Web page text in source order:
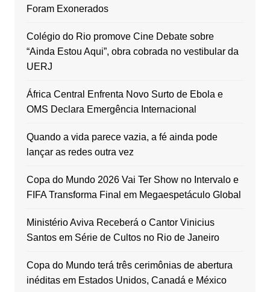
Foram Exonerados
Colégio do Rio promove Cine Debate sobre
“Ainda Estou Aqui”, obra cobrada no vestibular da
UERJ
África Central Enfrenta Novo Surto de Ebola e
OMS Declara Emergência Internacional
Quando a vida parece vazia, a fé ainda pode
lançar as redes outra vez
Copa do Mundo 2026 Vai Ter Show no Intervalo e
FIFA Transforma Final em Megaespetáculo Global
Ministério Aviva Receberá o Cantor Vinicius
Santos em Série de Cultos no Rio de Janeiro
Copa do Mundo terá três cerimônias de abertura
inéditas em Estados Unidos, Canadá e México